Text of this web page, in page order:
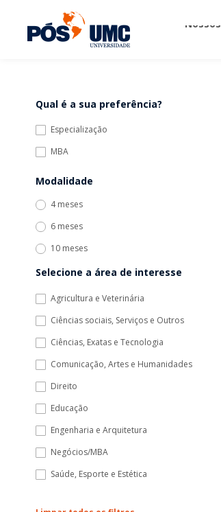
Nossos
Qual é a sua preferência?
Especialização
MBA
Modalidade
4 meses
6 meses
10 meses
Selecione a área de interesse
Agricultura e Veterinária
Ciências sociais, Serviços e Outros
Ciências, Exatas e Tecnologia
Comunicação, Artes e Humanidades
Direito
Educação
Engenharia e Arquitetura
Negócios/MBA
Saúde, Esporte e Estética